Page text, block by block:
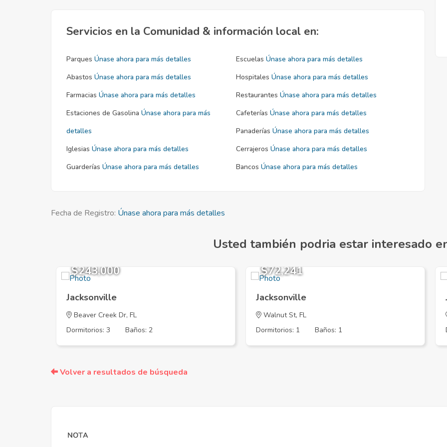
Servicios en la Comunidad & información local en:
Parques Únase ahora para más detalles Escuelas Únase ahora para más detalles
Abastos Únase ahora para más detalles Hospitales Únase ahora para más detalles
Farmacias Únase ahora para más detalles Restaurantes Únase ahora para más detalles
Estaciones de Gasolina Únase ahora para más
detalles
Cafeterías Únase ahora para más detalles
Panaderías Únase ahora para más detalles
Iglesias Únase ahora para más detalles Cerrajeros Únase ahora para más detalles
Guarderías Únase ahora para más detalles Bancos Únase ahora para más detalles
Fecha de Registro: Únase ahora para más detalles
Usted también podria estar interesado
$243,000
Jacksonville
Beaver Creek Dr, FL
Dormitorios: 3
Baños: 2
$72,241
Jacksonville
Walnut St, FL
Dormitorios: 1
Baños: 1
Volver a resultados de búsqueda